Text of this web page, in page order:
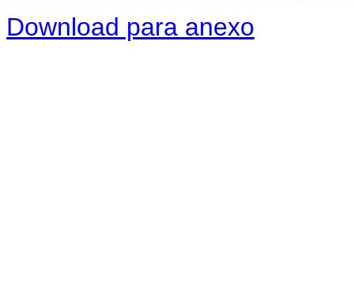
Download para anexo